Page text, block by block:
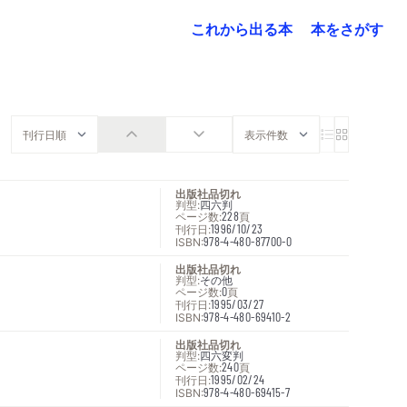
これから出る本
本をさがす
出版社品切れ
判型:四六判
ページ数:228頁
刊行日:1996/10/23
ISBN:978-4-480-87700-0
出版社品切れ
判型:その他
ページ数:0頁
刊行日:1995/03/27
ISBN:978-4-480-69410-2
出版社品切れ
判型:四六変判
ページ数:240頁
刊行日:1995/02/24
ISBN:978-4-480-69415-7